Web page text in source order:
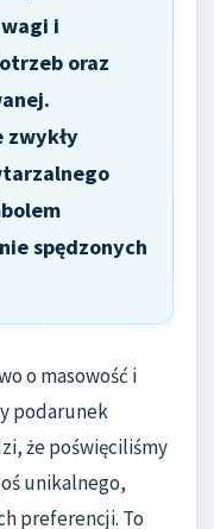
i
oraz
zwykły
spędzonych
o masowość i
podarunek
że poświęciliśmy
unikalnego,
preferencji. To